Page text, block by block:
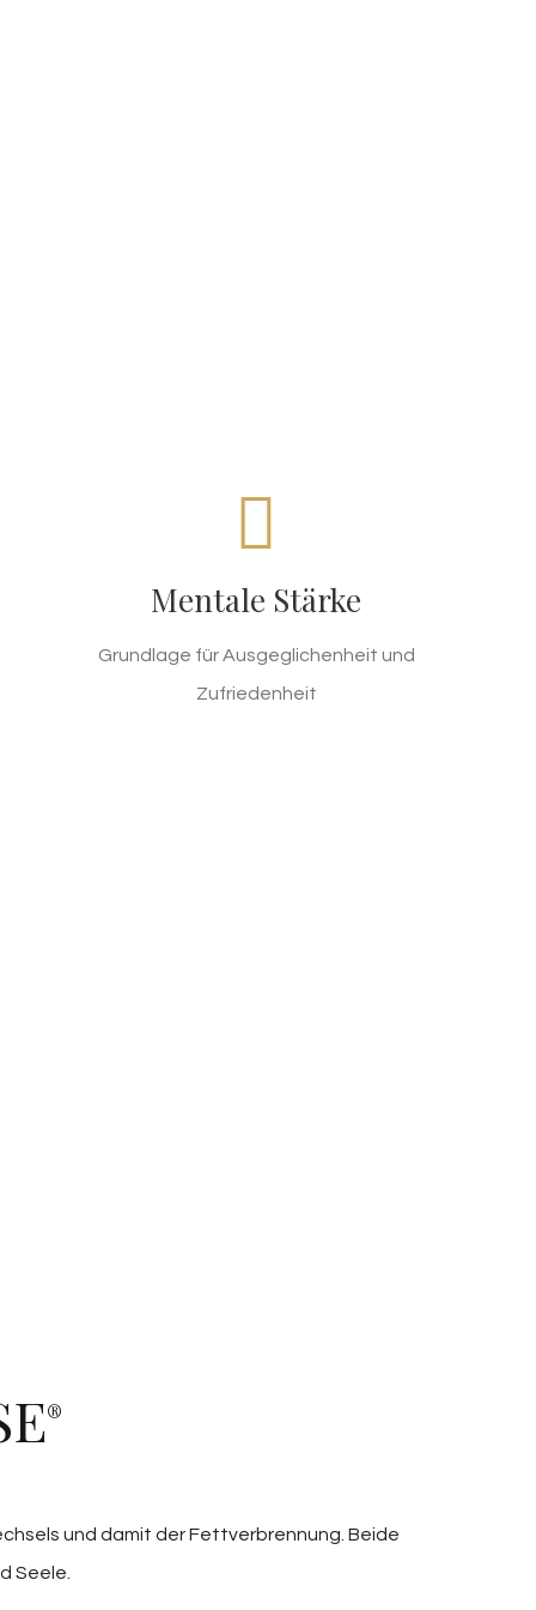
Mentale Stärke
Grundlage für Ausgeglichenheit und
Zufriedenheit
Fit und Gesund
ist ein Konzept, das von Tausenden erfolgreich
®
und damit der Fettverbrennung. Beide
Seele.